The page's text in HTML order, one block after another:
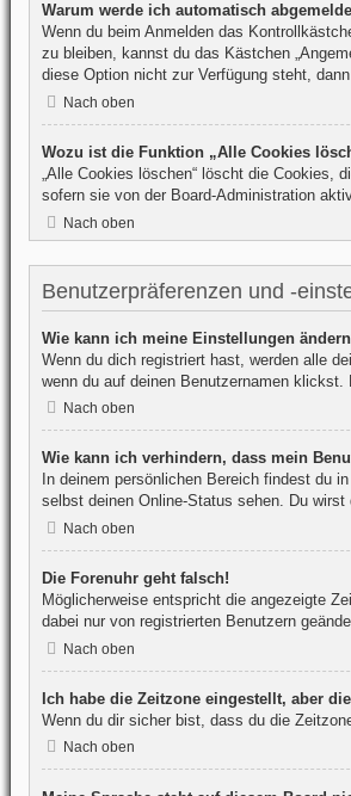
Warum werde ich automatisch
Wenn du beim Anmelden das
zu bleiben, kannst du das Kästchen
diese Option nicht zur Verfügung steht,
Nach oben
Wozu ist die Funktion „Alle Cookies
„Alle Cookies löschen“ löscht die Cookies,
sofern sie von der Board-Administration
Nach oben
Benutzerpräferenzen und -
Wie kann ich meine Einstellungen
Wenn du dich registriert hast, werden alle
wenn du auf deinen Benutzernamen klickst.
Nach oben
Wie kann ich verhindern, dass mein
In deinem persönlichen Bereich findest du
selbst deinen Online-Status sehen. Du
Nach oben
Die Forenuhr geht falsch!
Möglicherweise entspricht die angezeigte
dabei nur von registrierten Benutzern
Nach oben
Ich habe die Zeitzone eingestellt, aber
Wenn du dir sicher bist, dass du die
Nach oben